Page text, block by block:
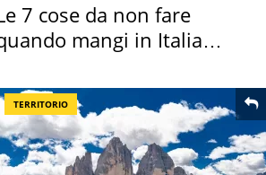
7 cose da non fare
mangi in Italia
TERRITORIO